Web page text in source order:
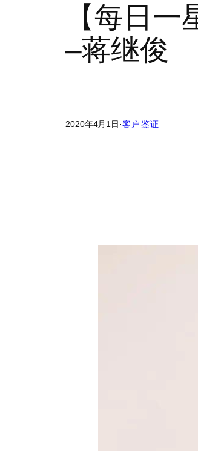
【每日
–蒋继俊
2020年4月1日·客户鉴证